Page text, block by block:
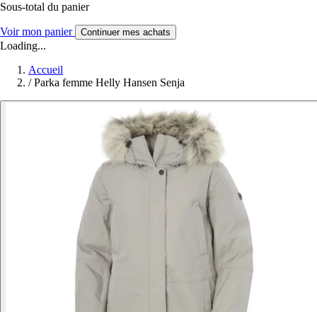
Sous-total du panier
Voir mon panier Continuer mes achats
Loading...
Accueil
/ Parka femme Helly Hansen Senja